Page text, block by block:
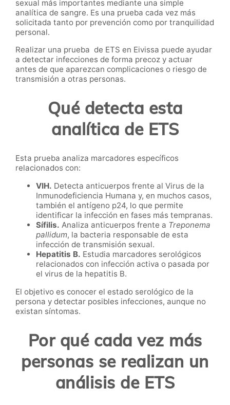
sexual más importantes mediante una simple
analítica de sangre. Es una prueba cada vez más
solicitada tanto por prevención como por tranquilidad
personal.
Realizar una prueba de ETS en Eivissa puede ayudar
a detectar infecciones de forma precoz y actuar
antes de que aparezcan complicaciones o riesgo de
transmisión a otras personas.
Qué detecta esta
analítica de ETS
Esta prueba analiza marcadores específicos
relacionados con:
VIH. Detecta anticuerpos frente al Virus de la
Inmunodeficiencia Humana y, en muchos casos,
también el antígeno p24, lo que permite
identificar la infección en fases más tempranas.
Sífilis. Analiza anticuerpos frente a Treponema
pallidum, la bacteria responsable de esta
infección de transmisión sexual.
Hepatitis B. Estudia marcadores serológicos
relacionados con infección activa o pasada por
el virus de la hepatitis B.
El objetivo es conocer el estado serológico de la
persona y detectar posibles infecciones, aunque no
existan síntomas.
Por qué cada vez más
personas se realizan un
análisis de ETS